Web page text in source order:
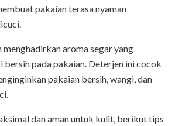
pakaian terasa nyaman
aroma segar yang
bersih pada pakaian. Deterjen ini cocok
pakaian bersih, wangi, dan
dan aman untuk kulit, berikut tips